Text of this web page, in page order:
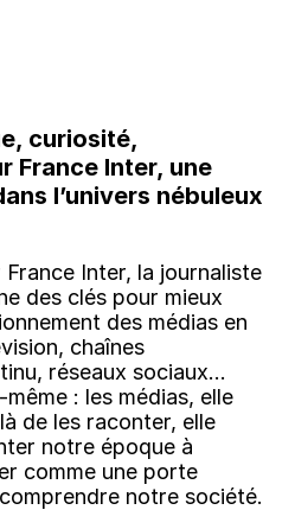
curiosité,
France Inter, une
l’univers nébuleux
Inter, la journaliste
des clés pour mieux
des médias en
chaînes
réseaux sociaux…
: les médias, elle
de les raconter, elle
notre époque à
comme une porte
notre société.